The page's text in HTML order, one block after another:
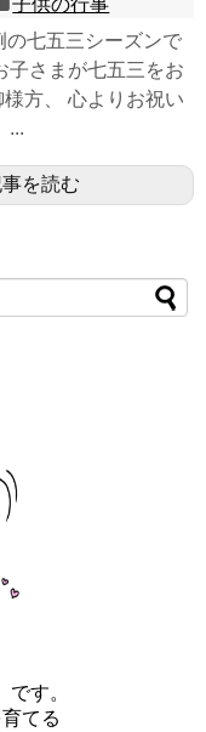
子供の行事
の七五三シーズンで
さまが七五三をお
方、 心よりお祝い
...
を読む
す。
てる